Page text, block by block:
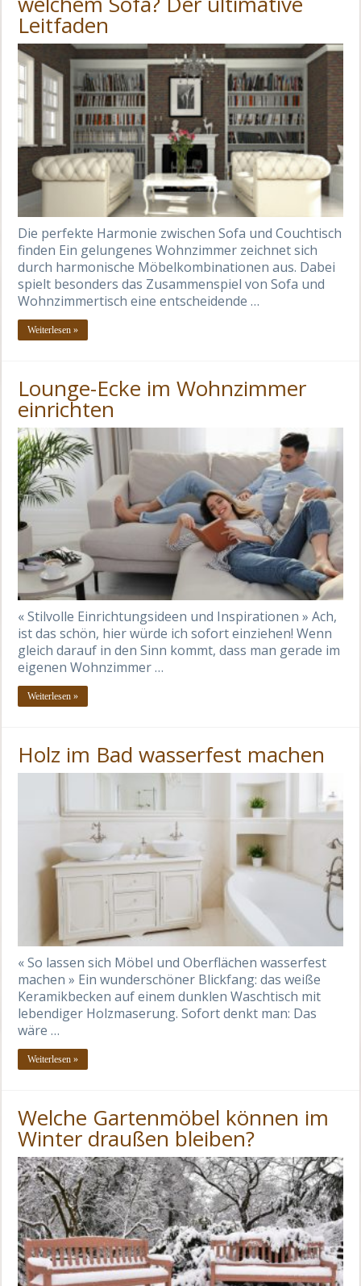
Leitfaden
Die perfekte Harmonie zwischen Sofa und Couchtisch
finden Ein gelungenes Wohnzimmer zeichnet sich
durch harmonische Möbelkombinationen aus. Dabei
spielt besonders das Zusammenspiel von Sofa und
Wohnzimmertisch eine entscheidende …
Weiterlesen »
Lounge-Ecke im Wohnzimmer
einrichten
« Stilvolle Einrichtungsideen und Inspirationen » Ach,
ist das schön, hier würde ich sofort einziehen! Wenn
gleich darauf in den Sinn kommt, dass man gerade im
eigenen Wohnzimmer …
Weiterlesen »
Holz im Bad wasserfest machen
« So lassen sich Möbel und Oberflächen wasserfest
machen » Ein wunderschöner Blickfang: das weiße
Keramikbecken auf einem dunklen Waschtisch mit
lebendiger Holzmaserung. Sofort denkt man: Das
wäre …
Weiterlesen »
Welche Gartenmöbel können im
Winter draußen bleiben?